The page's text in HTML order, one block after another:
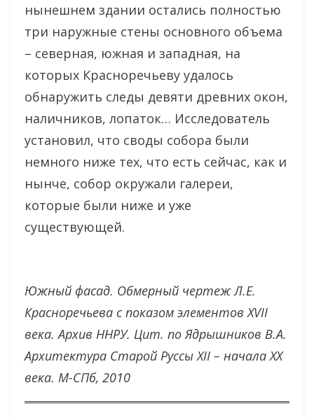
нынешнем здании остались полностью
три наружные стены основного объема
– северная, южная и западная, на
которых Красноречьеву удалось
обнаружить следы девяти древних окон,
наличников, лопаток… Исследователь
установил, что своды собора были
немного ниже тех, что есть сейчас, как и
нынче, собор окружали галереи,
которые были ниже и уже
существующей.
Южный фасад. Обмерный чертеж Л.Е.
Красноречьева с показом элементов XVII
века. Архив ННРУ. Цит. по Ядрышников В.А.
Архитектура Старой Руссы XII – начала XX
века. М-СПб, 2010